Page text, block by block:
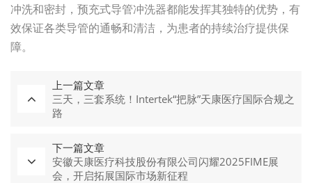
冲洗和密封，预充式导管冲洗器都能发挥其独特的优势，有
效保证各类导管的通畅和清洁，为患者的持续治疗提供保
障。
上一篇文章
三天，三套系统！Intertek“把脉”天康医疗国际合规之
路
下一篇文章
安徽天康医疗科技股份有限公司闪耀2025FIME展
会，开启拓展国际市场新征程